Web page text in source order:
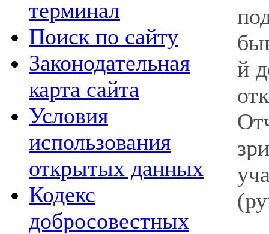
терминал
Поиск по сайту
Законодательная
карта сайта
Условия
использования
открытых данных
Кодекс
добросовестных
й